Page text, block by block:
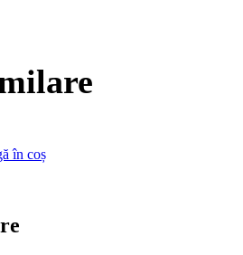
în coș